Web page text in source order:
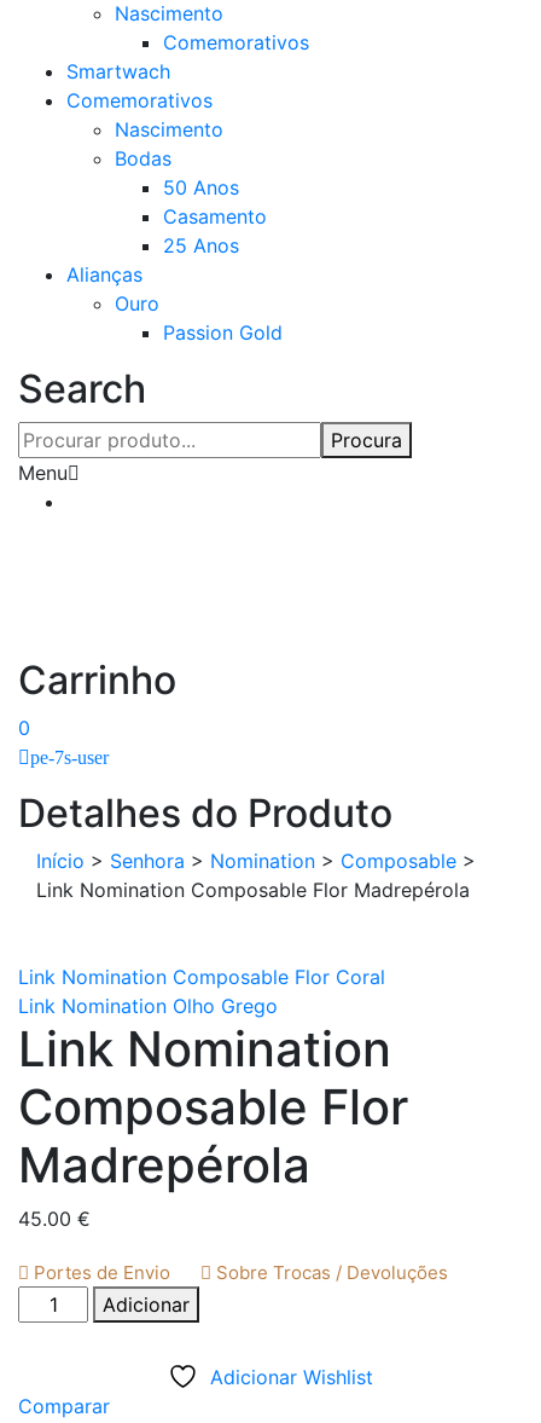
Nascimento
Comemorativos
Smartwach
Comemorativos
Nascimento
Bodas
50 Anos
Casamento
25 Anos
Alianças
Ouro
Passion Gold
Search
Procura
Menu
Carrinho
0
pe-7s-user
Detalhes do Produto
Início > Senhora > Nomination > Composable >
Link Nomination Composable Flor Madrepérola
Link Nomination Composable Flor Coral
Link Nomination Olho Grego
Link Nomination
Composable Flor
Madrepérola
45.00 €
Portes de Envio Sobre Trocas / Devoluções
Quantidade
de
Composable
Adicionar
Adicionar Wishlist
Comparar